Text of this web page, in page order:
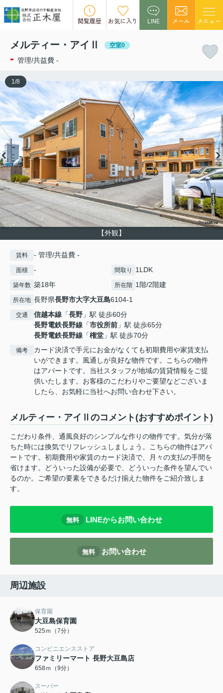
閲覧履歴 お気に入り LINE メール メニュー
この物件の募集は終了しました。
メルティー・アイⅡ 空室0
- 管理/共益費 -
【外観】
1/8
賃料 - 管理/共益費 -
面積 - 間取り 1LDK
築年数 築18年 所在階 1階/2階建
所在地 長野県長野市大字大豆島6104-1
交通 信越本線 「長野 」駅 徒歩60分
長野電鉄長野線 「市役所前 」駅 徒歩65分
長野電鉄長野線 「権堂 」駅 徒歩70分
備考
カード決済で手元にお金がなくても初期費用や家賃支払
いができます。風通しが良好な物件です。こちらの物件
はアパートです。当社スタッフが地域の賃貸情報をご提
供いたします。お客様のこだわりやご要望などございま
したら、お気軽に当社へお問い合わせ下さい。
メルティー・アイⅡのコメント(おすすめポイント)
こだわり条件、通風良好のシンプルな作りの物件です。気分が落
ちた時には換気でリフレッシュしましょう。こちらの物件はアパ
ートです。初期費用や家賃のカード決済で、月々の支払の手間を
省けます。どういった設備が必要で、どういった条件を望んでい
るのか。ご希望の要素をできるだけ揃えた物件をご紹介致しま
す。
無料 LINEからお問い合わせ
無料 お問い合わせ
周辺施設
保育園
大豆島保育園
525ｍ（7分）
コンビニエンスストア
ファミリーマート 長野大豆島店
658ｍ（9分）
スーパー